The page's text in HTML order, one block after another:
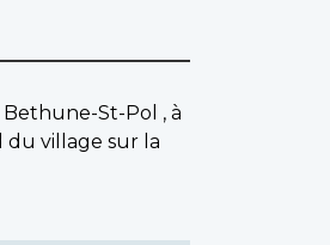
St-Pol , à
du village sur la